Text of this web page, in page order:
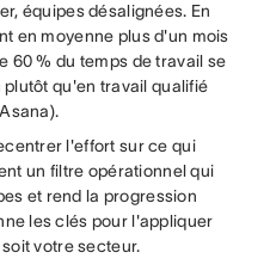
équipes désalignées. En
en moyenne plus d'un mois
60 % du temps de travail se
qu'en travail qualifié
l'effort sur ce qui
un filtre opérationnel qui
et rend la progression
les clés pour l'appliquer
votre secteur.